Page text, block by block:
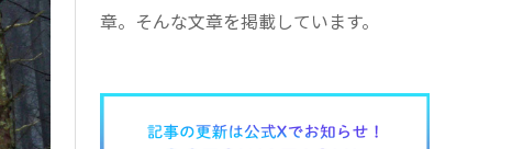
章。そんな文章を掲載しています。